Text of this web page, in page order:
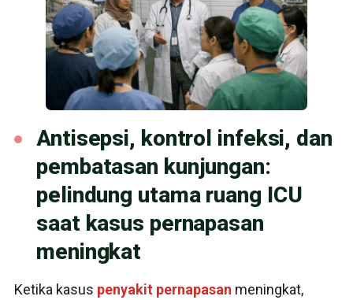
Antisepsi, kontrol infeksi, dan
pembatasan kunjungan:
pelindung utama ruang ICU
saat kasus pernapasan
meningkat
Ketika kasus penyakit pernapasan meningkat,